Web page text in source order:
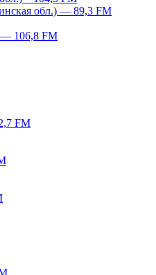
обл.) — 89,3 FM
— 106,8 FM
FM